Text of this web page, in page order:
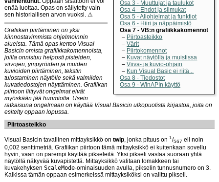
Osa 3 - Muuttujat ja taulukot
Osa 4 - Ehdot ja silmukat
Osa 5 - Aliohjelmat ja funktiot
Osa 6 - Hiiri ja näppäimistö
Osa 7 - VB:n grafiikkakomennot
Piirtoasteikko
Värit
Piirtokomennot
Kuvat näytöllä ja muistissa
Viiva- ja kuvio-ohjain
Kun Visual Basic ei riitä...
Osa 8 - Tiedostot
Osa 9 - WinAPIn käyttö
enää luottaa. Opas on säilytetty vain
sen historiallisen arvon vuoksi. ⚠
Grafiikan piirtäminen on yksi
kiinnostavimmista ohjelmoinnin
alueista. Tämä opas kertoo Visual
Basicin omista grafiikkakomennoista,
joilla onnistuu helposti pisteiden,
viivojen, ympyröiden ja muiden
kuvioiden piirtäminen, tekstin
tulostaminen näytölle sekä valmiiden
kuvatiedostojen näyttäminen. Grafiikan
piirtoon liittyvät ongelmat eivät
myöskään jää huomiotta. Usein
ratkaisuna ongelmaan on käyttää Visual Basicin ulkopuolista kirjastoa, joita on
esitelty oppaan lopussa.
Piirtoasteikko
Visual Basicin tavallinen mittayksikkö on twip, jonka pituus on 1/567 eli noin
0,002 senttimetriä. Grafiikan piirtoon tämä mittayksikkö ei kuitenkaan sovellu
hyvin, vaan on parempi käyttää pikseleitä. Yksi pikseli vastaa suoraan yhtä
näytöllä näkyvää kuvapistettä. Mittayksikkö valitaan lomakkeen tai
kuvakehyksen ScaleMode-ominaisuuden avulla, pikselin tunnusnumero on 3.
Kaikissa tämän oppaan esimerkeissä mittayksiköksi on valittu pikseli.